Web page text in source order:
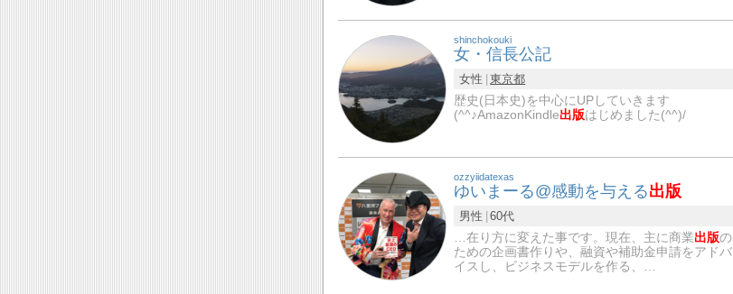
shinchokouki
女・信長公記
女性
東京都
歴史(日本史)を中心にUPしていきます
(^^♪AmazonKindle出版はじめました(^^)/
ozzyiidatexas
ゆいまーる@感動を与える出版
男性
60代
…在り方に変えた事です。現在、主に商業出版の
ための企画書作りや、融資や補助金申請をアドバ
イスし、ビジネスモデルを作る、…